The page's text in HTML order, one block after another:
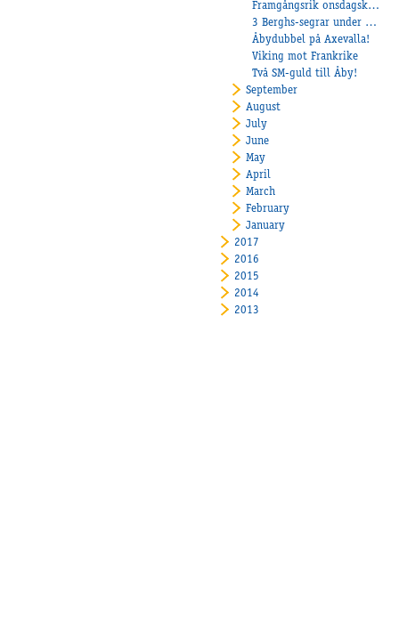
Framgångsrik onsdagskväll för Åbyhästarna!
3 Berghs-segrar under helgen!
Åbydubbel på Axevalla!
Viking mot Frankrike
Två SM-guld till Åby!
September
August
July
June
May
April
March
February
January
2017
2016
2015
2014
2013